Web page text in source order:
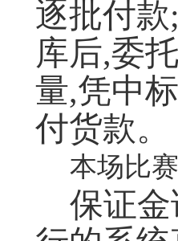
逐批付
库后,委
量,凭中
付货款。
本场比
保证